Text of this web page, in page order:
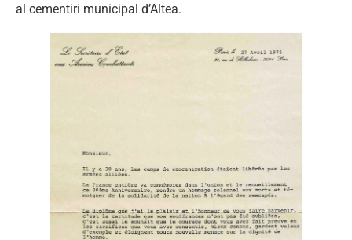
al cementiri municipal d’Altea.